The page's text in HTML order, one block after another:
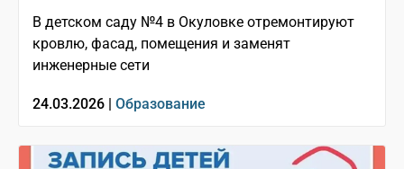
В детском саду №4 в Окуловке отремонтируют
кровлю, фасад, помещения и заменят
инженерные сети
24.03.2026 | Образование